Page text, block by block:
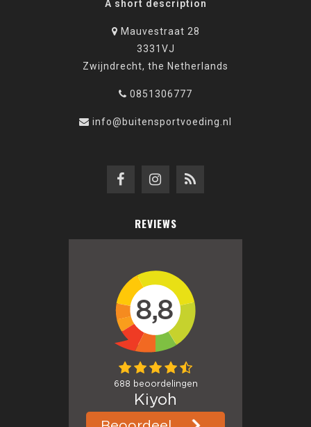
A short description
Mauvestraat 28
3331VJ
Zwijndrecht, the Netherlands
0851306777
info@buitensportvoeding.nl
REVIEWS